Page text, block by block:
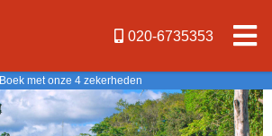
020-6735353
Boek met onze 4 zekerheden